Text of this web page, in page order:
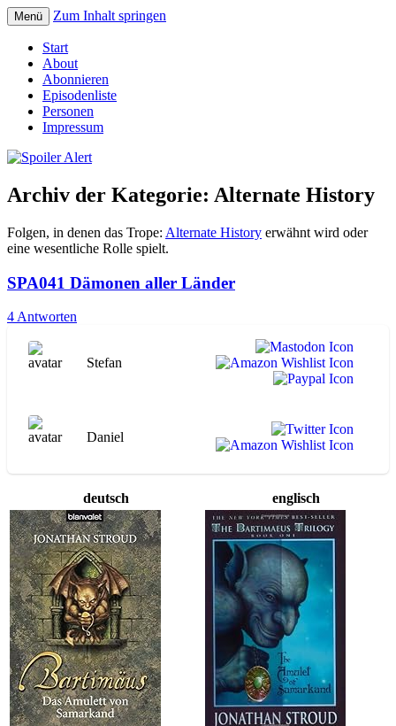
Spoiler Alert
Erfahrungshintergrund
Menü Zum Inhalt springen
Start
About
Abonnieren
Episodenliste
Personen
Impressum
Archiv der Kategorie: Alternate History
Folgen, in denen das Trope: Alternate History erwähnt wird oder
eine wesentliche Rolle spielt.
SPA041 Dämonen aller Länder
4 Antworten
Stefan
Daniel
deutsch englisch